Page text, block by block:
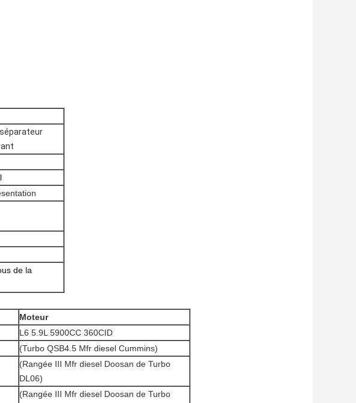
de la
Moteur
L6 5.9L 5900CC 360CID
(Turbo QSB4.5 Mfr diesel Cummins)
(Rangée III Mfr diesel Doosan de Turbo
DL06)
(Rangée III Mfr diesel Doosan de Turbo